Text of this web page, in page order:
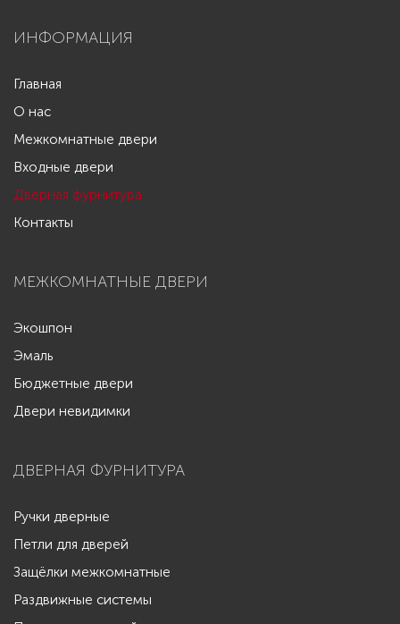
ИНФОРМАЦИЯ
Главная
О нас
Межкомнатные двери
Входные двери
Дверная фурнитура
Контакты
МЕЖКОМНАТНЫЕ ДВЕРИ
Экошпон
Эмаль
Бюджетные двери
Двери невидимки
ДВЕРНАЯ ФУРНИТУРА
Ручки дверные
Петли для дверей
Защёлки межкомнатные
Раздвижные системы